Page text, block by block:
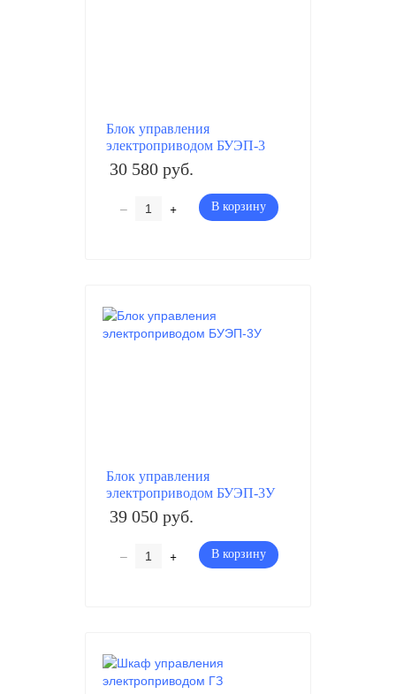
Блок управления
электроприводом БУЭП-3
30 580 руб.
– + В корзину
Блок управления
электроприводом БУЭП-3У
39 050 руб.
– + В корзину